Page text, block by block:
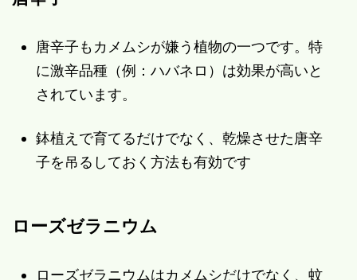
唐辛子もカメムシが嫌う植物の一つです。特
に激辛品種（例：ハバネロ）は効果が高いと
されています。
鉢植えで育てるだけでなく、乾燥させた唐辛
子を吊るしておく方法も有効です
ローズゼラニウム
ローズゼラニウムはカメムシだけでなく、蚊